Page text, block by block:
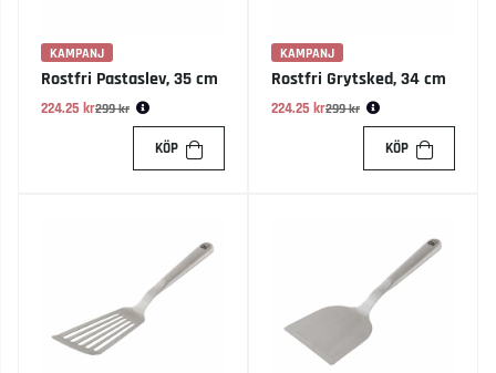
KAMPANJ
Rostfri Pastaslev, 35 cm
224.25 kr
Ordinarie pris:
299 kr
KÖP
KAMPANJ
Rostfri Grytsked, 34 cm
224.25 kr
Ordinarie pris:
299 kr
KÖP